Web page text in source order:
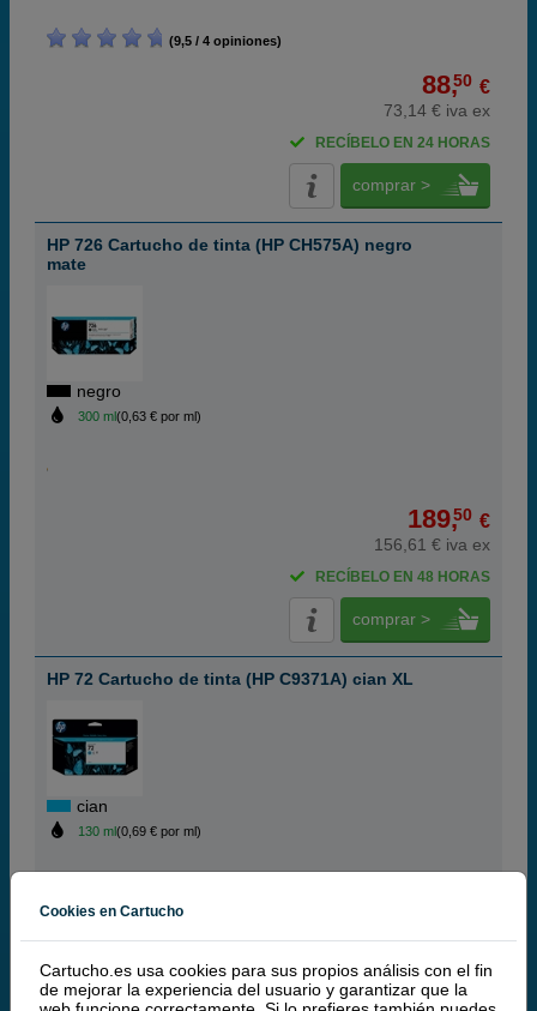
(9,5 / 4 opiniones)
88,50 €
73,14 € iva ex
RECÍBELO EN 24 HORAS
comprar >
HP 726 Cartucho de tinta (HP CH575A) negro
mate
negro
300 ml(0,63 € por ml)
189,50 €
156,61 € iva ex
RECÍBELO EN 48 HORAS
comprar >
HP 72 Cartucho de tinta (HP C9371A) cian XL
cian
130 ml(0,69 € por ml)
89, €
RECÍBELO EN 24 HORAS
Cookies en Cartucho
Cartucho.es usa cookies para sus propios análisis con el fin
de mejorar la experiencia del usuario y garantizar que la